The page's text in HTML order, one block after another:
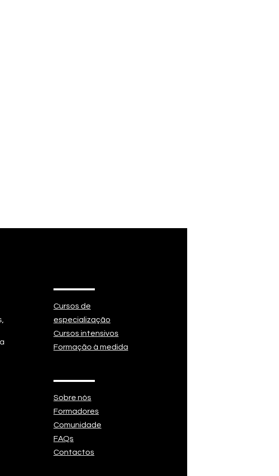
Cursos de
especialização
Cursos intensivos
Formação à medida
Sobre nós
Formadores
Comunidade
FAQs
Contactos